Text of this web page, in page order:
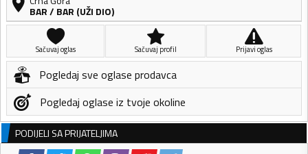
BAR/ BAR (UŽI DIO)
Sačuvaj oglas Sačuvaj profil Prijavi oglas
Pogledaj sve oglase prodavca
Pogledaj oglase iz tvoje okoline
PODIJELI SA PRIJATELJIMA